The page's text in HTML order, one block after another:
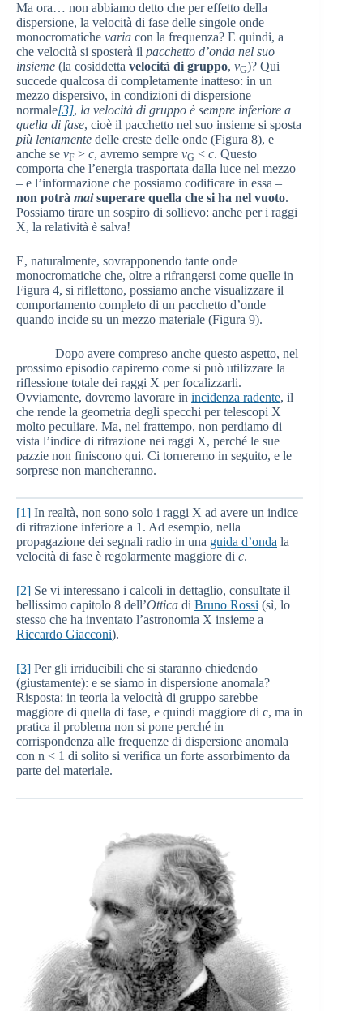
Ma ora… non abbiamo detto che per effetto della
dispersione, la velocità di fase delle singole onde
monocromatiche varia con la frequenza? E quindi, a
che velocità si sposterà il pacchetto d’onda nel suo
insieme (la cosiddetta velocità di gruppo, vG)? Qui
succede qualcosa di completamente inatteso: in un
mezzo dispersivo, in condizioni di dispersione
normale[3], la velocità di gruppo è sempre inferiore a
quella di fase, cioè il pacchetto nel suo insieme si sposta
più lentamente delle creste delle onde (Figura 8), e
anche se vF > c, avremo sempre vG < c. Questo
comporta che l’energia trasportata dalla luce nel mezzo
– e l’informazione che possiamo codificare in essa –
non potrà maisuperare quella che si ha nel vuoto.
Possiamo tirare un sospiro di sollievo: anche per i raggi
X, la relatività è salva!
E, naturalmente, sovrapponendo tante onde
monocromatiche che, oltre a rifrangersi come quelle in
Figura 4, si riflettono, possiamo anche visualizzare il
comportamento completo di un pacchetto d’onde
quando incide su un mezzo materiale (Figura 9).
Dopo avere compreso anche questo aspetto, nel
prossimo episodio capiremo come si può utilizzare la
riflessione totale dei raggi X per focalizzarli.
Ovviamente, dovremo lavorare in incidenza radente, il
che rende la geometria degli specchi per telescopi X
molto peculiare. Ma, nel frattempo, non perdiamo di
vista l’indice di rifrazione nei raggi X, perché le sue
pazzie non finiscono qui. Ci torneremo in seguito, e le
sorprese non mancheranno.
[1] In realtà, non sono solo i raggi X ad avere un indice
di rifrazione inferiore a 1. Ad esempio, nella
propagazione dei segnali radio in una guida d’onda la
velocità di fase è regolarmente maggiore di c.
[2] Se vi interessano i calcoli in dettaglio, consultate il
bellissimo capitolo 8 dell’Ottica di Bruno Rossi (sì, lo
stesso che ha inventato l’astronomia X insieme a
Riccardo Giacconi).
[3] Per gli irriducibili che si staranno chiedendo
(giustamente): e se siamo in dispersione anomala?
Risposta: in teoria la velocità di gruppo sarebbe
maggiore di quella di fase, e quindi maggiore di c, ma in
pratica il problema non si pone perché in
corrispondenza alle frequenze di dispersione anomala
con n < 1 di solito si verifica un forte assorbimento da
parte del materiale.